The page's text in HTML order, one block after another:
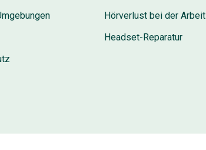
Hörverlust bei der Arbeit
Headset-Reparatur